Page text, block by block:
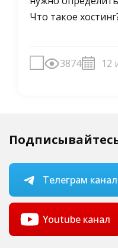
Что такое
3874 12
Телеграм канал
Youtube канал